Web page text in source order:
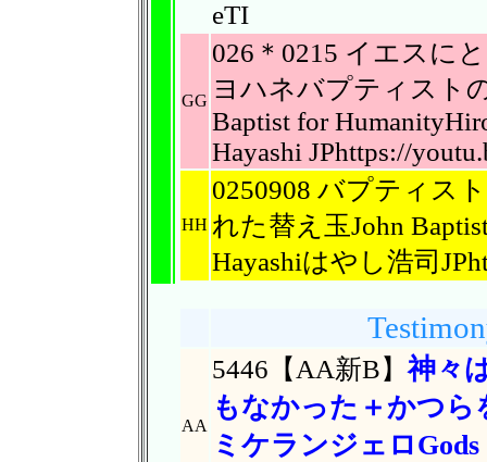
eTI
GG
026＊0215 イエスに
ヨハネバプティスト
Baptist for
Hayashi JPhttps://
HH
0250908 バプティス
れた替え玉John
Hayashiはやし浩司
AA
5446【AA新B】神々
もなかった＋かつら
ミケランジェロ